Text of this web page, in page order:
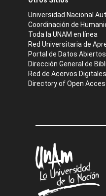
Universidad Nacional
Coordinación de
Toda la UNAM en línea
Red Universitaria de
Portal de Datos Abiertos
Dirección General de
Red de Acervos Digitales
Directory of Open